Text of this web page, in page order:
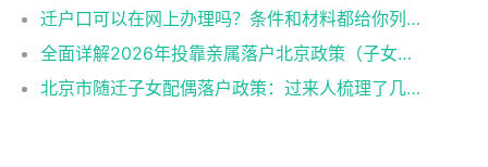
迁户口可以在网上办理吗？条件和材料都给你列好了！
全面详解2026年投靠亲属落户北京政策（子女、父母、夫妻）
北京市随迁子女配偶落户政策：过来人梳理了几个关键点